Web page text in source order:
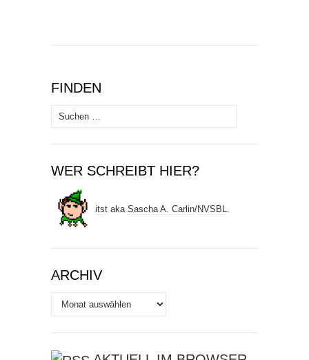
FINDEN
Suchen
nach:
WER SCHREIBT HIER?
itst aka Sascha A. Carlin/NVSBL.
ARCHIV
Archiv